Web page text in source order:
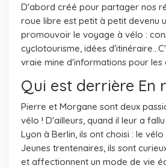
D'abord créé pour partager nos
roue libre est petit à petit devenu
promouvoir le voyage à vélo :
cyclotourisme, idées
vraie mine d'informations pour les
Qui est derrière En
Pierre et Morgane sont deux
vélo ! D'ailleurs, quand il leur a
Lyon à Berlin, ils ont choisi : le
Jeunes trentenaires, ils sont
et affectionnent un mode de vie